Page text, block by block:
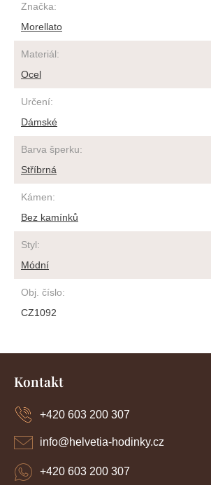
Značka:
Morellato
Materiál:
Ocel
Určení:
Dámské
Barva šperku:
Stříbrná
Kámen:
Bez kamínků
Styl:
Módní
Obj. číslo:
CZ1092
Kontakt
info@helvetia-hodinky.cz
+420 603 200 307
+420 603 200 307